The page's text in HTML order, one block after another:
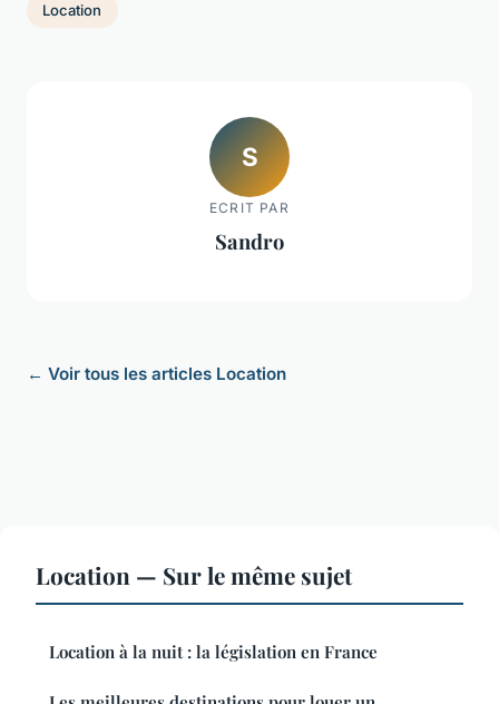
Location
S
ECRIT PAR
Sandro
← Voir tous les articles Location
Location — Sur le même sujet
Location à la nuit : la législation en France